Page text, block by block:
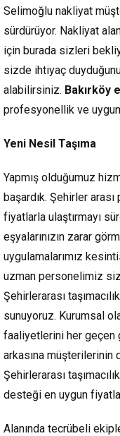
Selimoğlu nakliyat
sürdürüyor. Nakliyat
için burada sizleri
sizde ihtiyaç
alabilirsiniz. Bakırköy
profesyonellik ve
Yeni Nesil Taşıma
Yapmış olduğumuz
başardık. Şehirler
fiyatlarla ulaştırmayı
eşyalarınızın zarar
uygulamalarımız
uzman personelimiz
Şehirlerarası
sunuyoruz. Kurumsal
faaliyetlerini her geçen
arkasına müşterilerinin
Şehirlerarası
desteği en uygun
Alanında tecrübeli